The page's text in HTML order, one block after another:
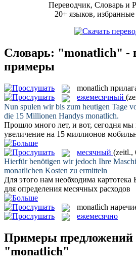
Переводчик, Словарь и
20+ языков,
Словарь: "monatlich" -
примеры
monatlich
ежемесячный
Nun spulen wir bis zum heutigen Tage
die 15 Millionen Handys monatlich.
Прошло много лет, и вот, сегодня мы
увеличение на 15 миллионов
месячный (zeitl.,
Hierfür benötigen wir jedoch Ihre
monatlichen Kosten zu ermitteln
Для этого нам необходима
для определения месячных расходов
monatlich
ежемесячно
Примеры предложений
"monatlich"